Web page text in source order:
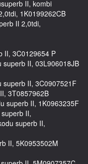
II, kombi
1K0199262CB
II 2,0tdi,
II, 3C0129654 P
superb II, 03L906018JB
II, 3C0907521F
3T0857962B
superb II, 1K0963235F
II,
superb II,
II, 5K0953502M